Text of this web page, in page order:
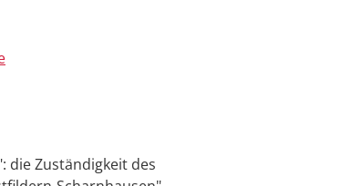
die Zuständigkeit des